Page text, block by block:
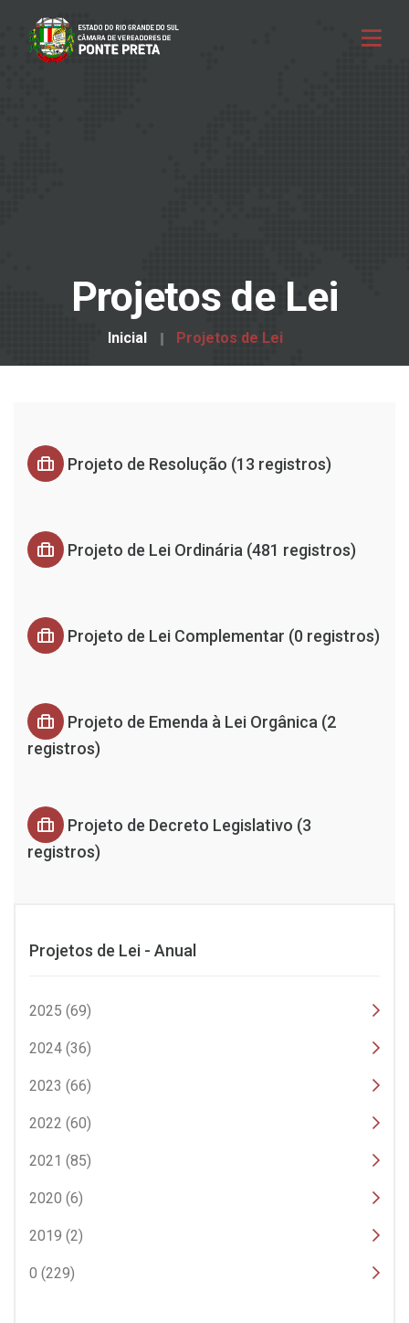
Projetos de Lei
Inicial Projetos de Lei
Projeto de Resolução (13 registros)
Projeto de Lei Ordinária (481 registros)
Projeto de Lei Complementar (0 registros)
Projeto de Emenda à Lei Orgânica (2
registros)
Projeto de Decreto Legislativo (3
registros)
Projetos de Lei - Anual
2025 (69)
2024 (36)
2023 (66)
2022 (60)
2021 (85)
2020 (6)
2019 (2)
0 (229)